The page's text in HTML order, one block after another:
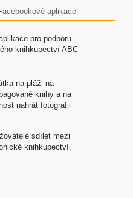
aplikace
pro podporu
knihkupectví ABC
na pláži na
knihy a na
nahrát fotografii
sdílet mezi
knihkupectví.